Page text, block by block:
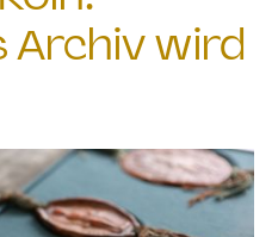
Archiv wird